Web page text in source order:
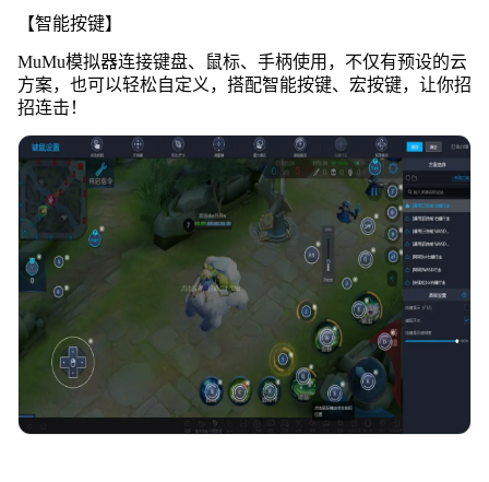
【智能按键】
MuMu模拟器连接键盘、鼠标、手柄使用，不仅有预设的云
方案，也可以轻松自定义，搭配智能按键、宏按键，让你招
招连击！